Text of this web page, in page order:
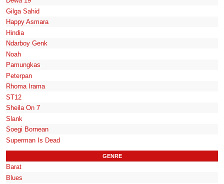
Gilga Sahid
Happy Asmara
Hindia
Ndarboy Genk
Noah
Pamungkas
Peterpan
Rhoma Irama
ST12
Sheila On 7
Slank
Soegi Bornean
Superman Is Dead
GENRE
Barat
Blues